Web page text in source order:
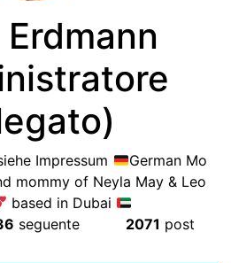
Impressum
German Mo
mommy of Neyla May & Leo
based in Dubai
seguente 2071 post